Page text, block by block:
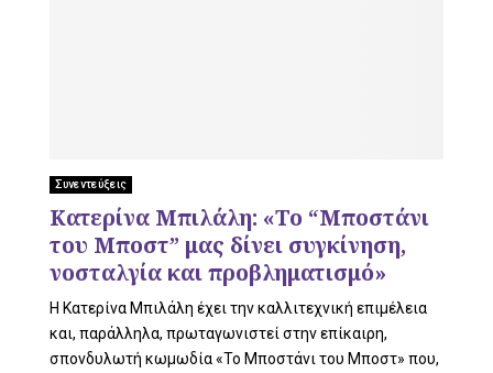
Συνεντεύξεις
Κατερίνα Μπιλάλη: «Το “Μποστάνι
του Μποστ” μας δίνει συγκίνηση,
νοσταλγία και προβληματισμό»
Η Κατερίνα Μπιλάλη έχει την καλλιτεχνική επιμέλεια
και, παράλληλα, πρωταγωνιστεί στην επίκαιρη,
σπονδυλωτή κωμωδία «Το Μποστάνι του Μποστ» που,